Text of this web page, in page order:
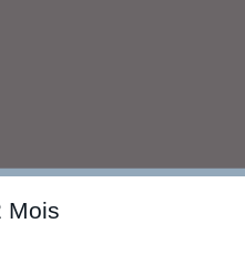
Mois